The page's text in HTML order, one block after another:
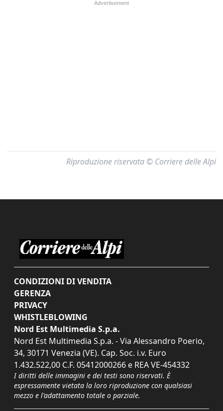
Riproduzione riservata © Corriere delle Alpi
CONDIZIONI DI VENDITA
GERENZA
PRIVACY
WHISTLEBLOWING
Nord Est Multimedia S.p.a.
Nord Est Multimedia S.p.a. - Via Alessandro Poerio,
34, 30171 Venezia (VE). Cap. Soc. i.v. Euro
1.432.522,00 C.F. 05412000266 e REA VE-454332
I diritti delle immagini e dei testi sono riservati. È
espressamente vietata la loro riproduzione con qualsiasi
mezzo e l'adattamento totale o parziale.